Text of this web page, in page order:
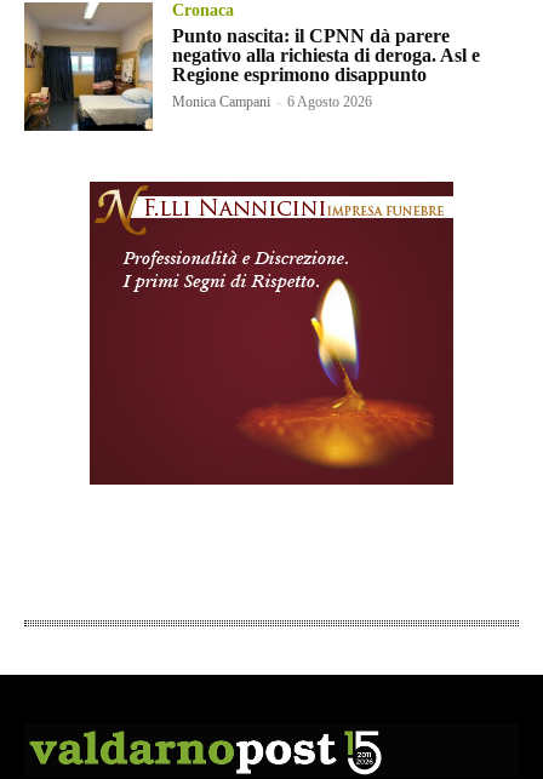
Cronaca
Punto nascita: il CPNN dà parere
negativo alla richiesta di deroga. Asl e
Regione esprimono disappunto
Monica Campani - 6 Agosto 2026